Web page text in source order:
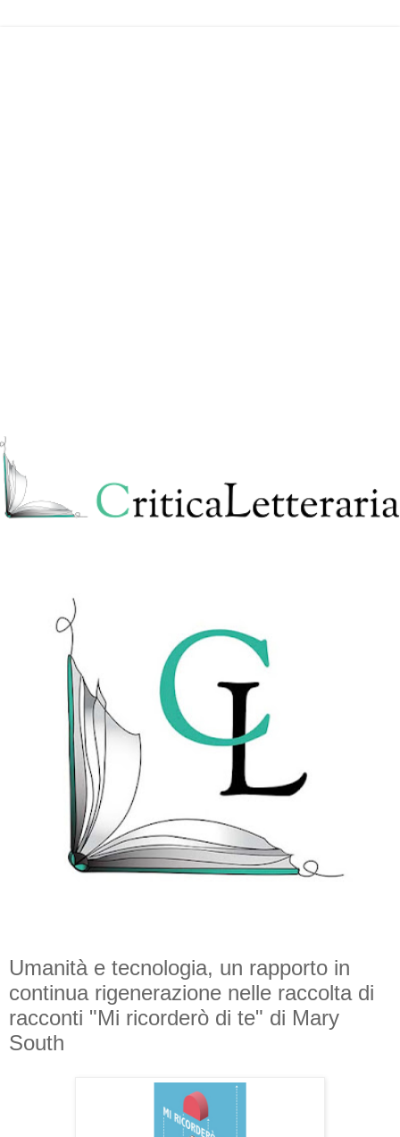
Umanità e tecnologia, un rapporto in
continua rigenerazione nelle raccolta di
racconti "Mi ricorderò di te" di Mary
South